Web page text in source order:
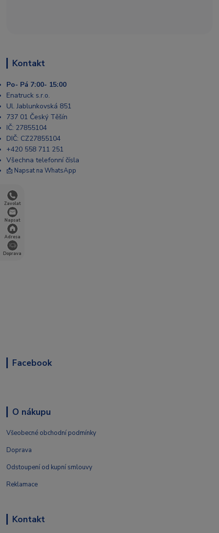
Zavolat
Napsat
Adresa
Doprava
Kontakt
Po- Pá 7:00- 15:00
Enatruck s.r.o.
Ul. Jablunkovská 851
737 01 Český Těšín
IČ: 27855104
DIČ: CZ27855104
+420 558 711 251
Všechna telefonní čísla
📩 Napsat na WhatsApp
Facebook
O nákupu
Všeobecné obchodní podmínky
Doprava
Odstoupení od kupní smlouvy
Reklamace
Kontakt